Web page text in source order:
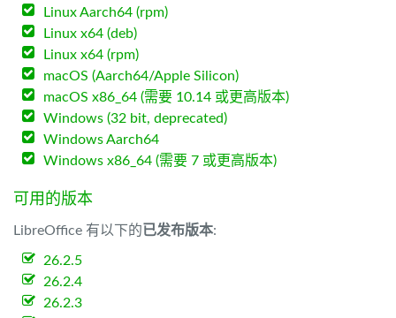
Linux Aarch64 (rpm)
Linux x64 (deb)
Linux x64 (rpm)
macOS (Aarch64/Apple Silicon)
macOS x86_64 (需要 10.14 或更高版本)
Windows (32 bit, deprecated)
Windows Aarch64
Windows x86_64 (需要 7 或更高版本)
可用的版本
LibreOffice 有以下的已发布版本:
26.2.5
26.2.4
26.2.3